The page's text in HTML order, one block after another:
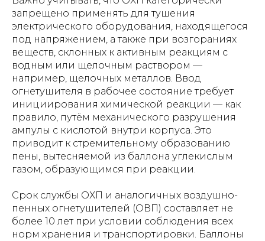
запрещено применять для тушения
электрического оборудования, находящегося
под напряжением, а также при возгораниях
веществ, склонных к активным реакциям с
водным или щелочным раствором —
например, щелочных металлов. Ввод
огнетушителя в рабочее состояние требует
инициирования химической реакции — как
правило, путём механического разрушения
ампулы с кислотой внутри корпуса. Это
приводит к стремительному образованию
пены, вытесняемой из баллона углекислым
газом, образующимся при реакции.
Срок службы ОХП и аналогичных воздушно-
пенных огнетушителей (ОВП) составляет не
более 10 лет при условии соблюдения всех
норм хранения и транспортировки. Баллоны